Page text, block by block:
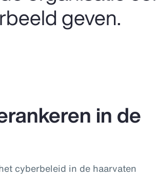
geven.
in de
cyberbeleid in de haarvaten